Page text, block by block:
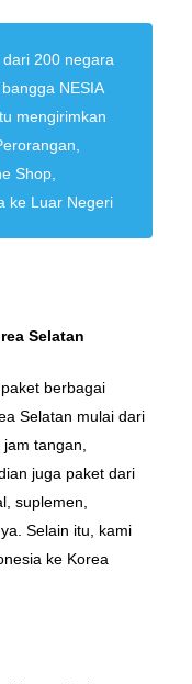
200 negara
NESIA
mengirimkan
Shop,
ke Luar Negeri
Selatan
berbagai
Selatan mulai dari
tangan,
juga paket dari
suplemen,
Selain itu, kami
ke Korea